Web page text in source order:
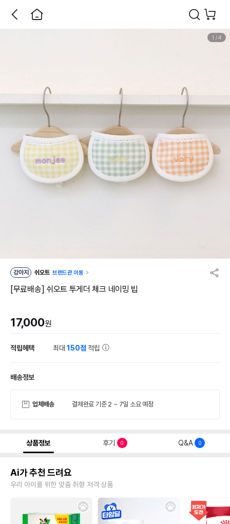
1 /4
강아지 쉬오트 브랜드관 이동
[무료배송] 쉬오트 투게더 체크 네이밍 빕
17,000원
적립혜택 최대150점 적립
배송정보
업체배송 결제완료 기준 2 ~ 7일 소요 예정
상품정보 후기 0 Q&A 0
Ai가 추천 드려요
우리 아이를 위한 맞춤 취향 저격 상품